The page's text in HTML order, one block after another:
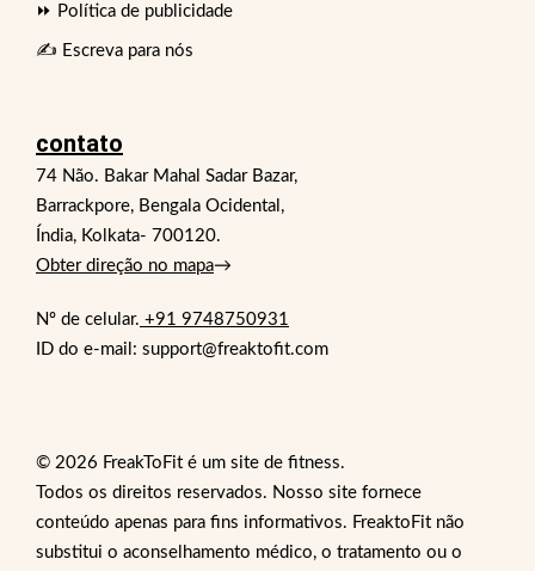
⏩ Política de publicidade
✍️ Escreva para nós
contato
74 Não. Bakar Mahal Sadar Bazar,
Barrackpore, Bengala Ocidental,
Índia, Kolkata- 700120.
Obter direção no mapa→
Nº de celular. +91 9748750931
ID do e-mail: support@freaktofit.com
© 2026 FreakToFit é um site de fitness.
Todos os direitos reservados. Nosso site fornece
conteúdo apenas para fins informativos. FreaktoFit não
substitui o aconselhamento médico, o tratamento ou o